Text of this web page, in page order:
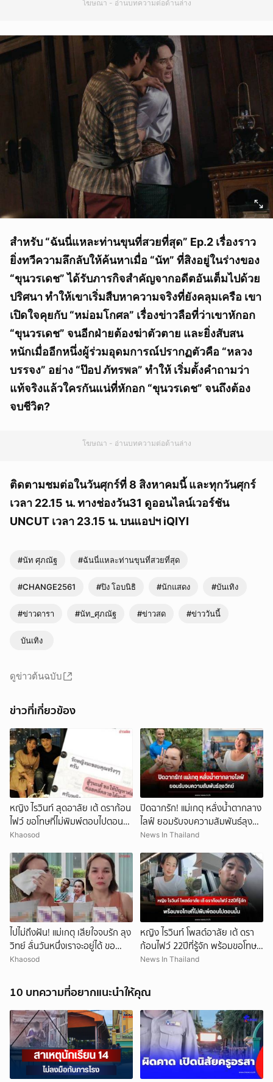
โฆษณา - อ่านบทความต่อด้านล่าง
สำหรับ “ฉันนี่แหละท่านขุนที่สวยที่สุด” Ep.2 เรื่องราว
ยิ่งทวีความลึกลับให้ค้นหาเมื่อ “นัท” ที่สิงอยู่ในร่างของ
“ขุนวรเดช” ได้รับภารกิจสำคัญจากอดีตอันเต็มไปด้วย
ปริศนา ทำให้เขาเริ่มสืบหาความจริงที่ยังคลุมเครือ เขา
เปิดใจคุยกับ “หม่อมโกศล” เรื่องข่าวลือที่ว่าเขาหักอก
“ขุนวรเดช” จนอีกฝ่ายต้องฆ่าตัวตาย และยิ่งสับสน
หนักเมื่ออีกหนึ่งผู้ร่วมอุดมการณ์ปรากฏตัวคือ “หลวง
บรรจง” อย่าง “ป๊อป ภัทรพล” ทำให้ เริ่มตั้งคำถามว่า
แท้จริงแล้วใครกันแน่ที่หักอก “ขุนวรเดช” จนถึงต้อง
จบชีวิต?
โฆษณา - อ่านบทความต่อด้านล่าง
ติดตามชมต่อในวันศุกร์ที่ 8 สิงหาคมนี้ และทุกวันศุกร์
เวลา 22.15 น. ทางช่องวัน31 ดูออนไลน์เวอร์ชัน
UNCUT เวลา 23.15 น. บนแอปฯ iQIYI
#นัท ศุภณัฐ #ฉันนี่แหละท่านขุนที่สวยที่สุด
#CHANGE2561 #ปิง โอบนิธิ #นักแสดง #บันเทิง
#ข่าวดารา #นัท_ศุภณัฐ #ข่าวสด #ข่าววันนี้
บันเทิง
ดูข่าวต้นฉบับ
ข่าวที่เกี่ยวข้อง
หญิง ไรวินท์ สุดอาลัย เต้ ดราก้อน
ไฟว์ ขอโทษที่ไม่พิมพ์ตอบไปตอน
นั้น เผย22ปีที่รู้จัก
Khaosod
ปิดฉากรัก! แม่เกตุ หลั่งน้ำตากลาง
ไลฟ์ ยอมรับจบความสัมพันธ์ลุง
วิทย์
News In Thailand
ไปไม่ถึงฝัน! แม่เกตุ เสียใจจบรัก ลุง
วิทย์ ลั่นวันหนึ่งเราจะอยู่ได้ ขอ
กำลังใจให้ทั้งสองฝ่าย
Khaosod
หญิง ไรวินท์ โพสต์อาลัย เต้ ดรา
ก้อนไฟว์ 22ปีที่รู้จัก พร้อมขอโทษที่
ไม่พิมพ์ตอบไปตอนนั้น
News In Thailand
10 บทความที่อยากแนะนำให้คุณ
ยกเลิก